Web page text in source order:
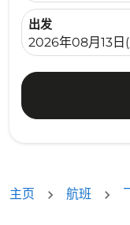
出发
fc-booking-
2026年08月13日
主页 航班